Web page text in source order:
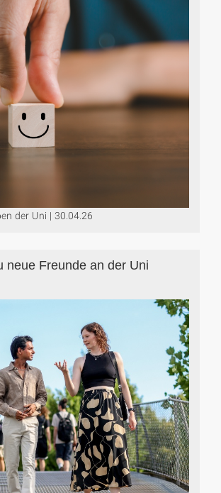
der Uni | 30.04.26
neue Freunde an der Uni